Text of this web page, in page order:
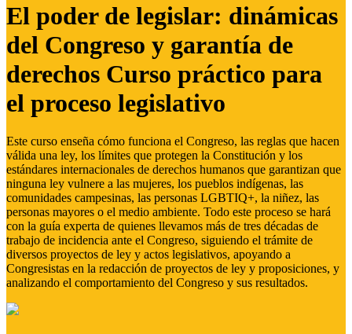
El poder de legislar: dinámicas
del Congreso y garantía de
derechos Curso práctico para
el proceso legislativo
Este curso enseña cómo funciona el Congreso, las reglas que hacen
válida una ley, los límites que protegen la Constitución y los
estándares internacionales de derechos humanos que garantizan que
ninguna ley vulnere a las mujeres, los pueblos indígenas, las
comunidades campesinas, las personas LGBTIQ+, la niñez, las
personas mayores o el medio ambiente. Todo este proceso se hará
con la guía experta de quienes llevamos más de tres décadas de
trabajo de incidencia ante el Congreso, siguiendo el trámite de
diversos proyectos de ley y actos legislativos, apoyando a
Congresistas en la redacción de proyectos de ley y proposiciones, y
analizando el comportamiento del Congreso y sus resultados.